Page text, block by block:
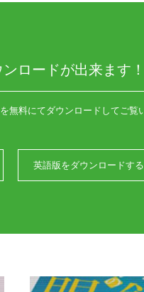
ロードが出来ます！
無料にてダウンロードしてご覧
英語版をダウンロードする